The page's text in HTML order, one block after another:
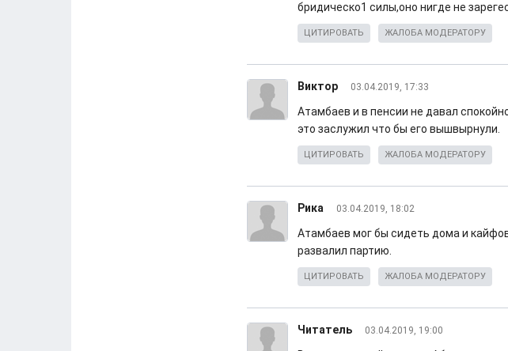
бридическо1 силы,оно нигде не
ЦИТИРОВАТЬ ЖАЛОБА МОДЕРАТОРУ
Виктор 03.04.2019, 17:33
Атамбаев и в пенсии не давал
это заслужил что бы его вышвырнули.
ЦИТИРОВАТЬ ЖАЛОБА МОДЕРАТОРУ
Рика 03.04.2019, 18:02
Атамбаев мог бы сидеть дома и
развалил партию.
ЦИТИРОВАТЬ ЖАЛОБА МОДЕРАТОРУ
Читатель 03.04.2019, 19:00